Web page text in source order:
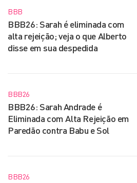
BBB
BBB26: Sarah é eliminada com
alta rejeição; veja o que Alberto
disse em sua despedida
BBB26
BBB26: Sarah Andrade é
Eliminada com Alta Rejeição em
Paredão contra Babu e Sol
BBB26